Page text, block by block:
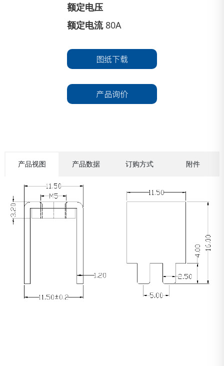
额定电压
额定电流 80A
图纸下载
产品询价
产品视图 产品数据 订购方式 附件